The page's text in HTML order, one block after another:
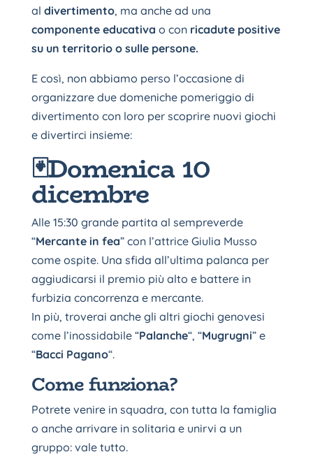
al divertimento, ma anche ad una
componente educativa o conricadute positive
su un territorio o sulle persone.
E così, non abbiamo perso l’occasione di
organizzare due domeniche pomeriggio di
divertimento con loro per scoprire nuovi giochi
e divertirci insieme:
🃏Domenica 10
dicembre
Alle 15:30 grande partita al sempreverde
“Mercante in fea” con l’attrice Giulia Musso
come ospite. Una sfida all’ultima palanca per
aggiudicarsi il premio più alto e battere in
furbizia concorrenza e mercante.
In più, troverai anche gli altri giochi genovesi
come l’inossidabile “Palanche“, “Mugrugni” e
“Bacci Pagano“.
Come funziona?
Potrete venire in squadra, con tutta la famiglia
o anche arrivare in solitaria e unirvi a un
gruppo: vale tutto.